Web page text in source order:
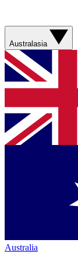
Australasia
Australia